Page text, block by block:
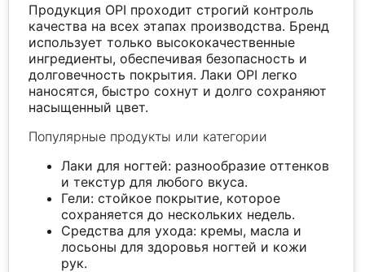
Продукция OPI проходит строгий контроль
качества на всех этапах производства. Бренд
использует только высококачественные
ингредиенты, обеспечивая безопасность и
долговечность покрытия. Лаки OPI легко
наносятся, быстро сохнут и долго сохраняют
насыщенный цвет.
Популярные продукты или категории
Лаки для ногтей: разнообразие оттенков
и текстур для любого вкуса.
Гели: стойкое покрытие, которое
сохраняется до нескольких недель.
Средства для ухода: кремы, масла и
лосьоны для здоровья ногтей и кожи
рук.